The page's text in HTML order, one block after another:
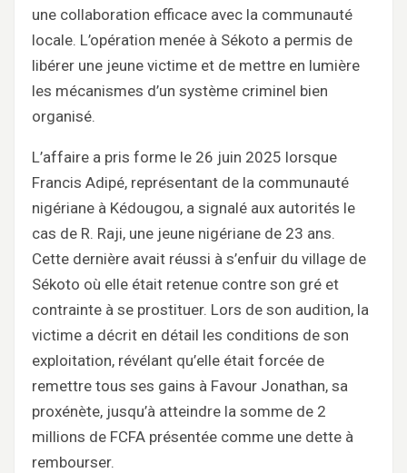
une collaboration efficace avec la communauté
locale. L’opération menée à Sékoto a permis de
libérer une jeune victime et de mettre en lumière
les mécanismes d’un système criminel bien
organisé.
L’affaire a pris forme le 26 juin 2025 lorsque
Francis Adipé, représentant de la communauté
nigériane à Kédougou, a signalé aux autorités le
cas de R. Raji, une jeune nigériane de 23 ans.
Cette dernière avait réussi à s’enfuir du village de
Sékoto où elle était retenue contre son gré et
contrainte à se prostituer. Lors de son audition, la
victime a décrit en détail les conditions de son
exploitation, révélant qu’elle était forcée de
remettre tous ses gains à Favour Jonathan, sa
proxénète, jusqu’à atteindre la somme de 2
millions de FCFA présentée comme une dette à
rembourser.